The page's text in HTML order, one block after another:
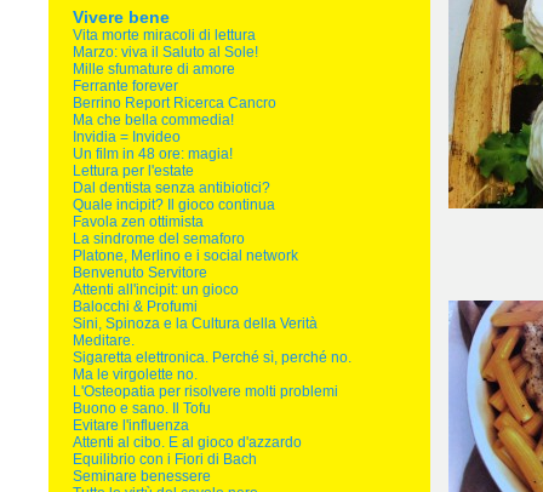
Vivere bene
Vita morte miracoli di lettura
Marzo: viva il Saluto al Sole!
Mille sfumature di amore
Ferrante forever
Berrino Report Ricerca Cancro
Ma che bella commedia!
Invidia = Invideo
Un film in 48 ore: magia!
Lettura per l'estate
Dal dentista senza antibiotici?
Quale incipit? Il gioco continua
Favola zen ottimista
La sindrome del semaforo
Platone, Merlino e i social network
Benvenuto Servitore
Attenti all'incipit: un gioco
Balocchi & Profumi
Sini, Spinoza e la Cultura della Verità
Meditare.
Sigaretta elettronica. Perché sì, perché no.
Ma le virgolette no.
L'Osteopatia per risolvere molti problemi
Buono e sano. Il Tofu
Evitare l'influenza
Attenti al cibo. E al gioco d'azzardo
Equilibrio con i Fiori di Bach
Seminare benessere